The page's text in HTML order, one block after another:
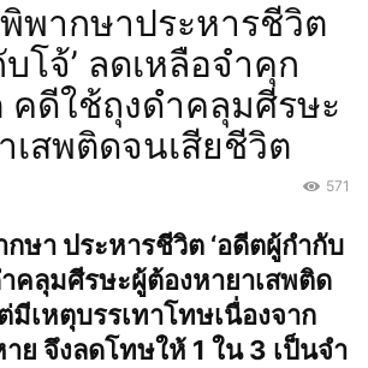
พากษาประหารชีวิต
โจ้’ ลดเหลือจำคุก
คดีใช้ถุงดำคลุมศีรษะ
เสพติดจนเสียชีวิต
571
ษา ประหารชีวิต ‘อดีตผู้กำกับ
คลุมศีรษะผู้ต้องหายาเสพติด
มีเหตุบรรเทาโทษเนื่องจาก
าย จึงลดโทษให้ 1 ใน 3 เป็นจำ